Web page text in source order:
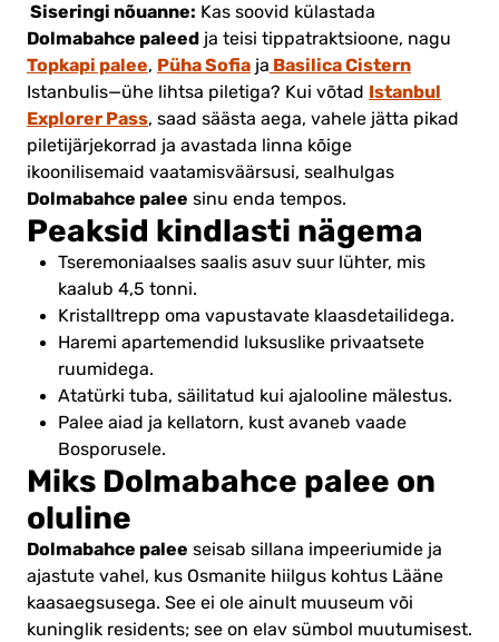
Siseringi nõuanne: Kas soovid külastada
Dolmabahce paleed ja teisi tippatraktsioone, nagu
Topkapi palee, Püha Sofia ja Basilica Cistern
Istanbulis—ühe lihtsa piletiga? Kui võtad Istanbul
Explorer Pass, saad säästa aega, vahele jätta pikad
piletijärjekorrad ja avastada linna kõige
ikoonilisemaid vaatamisväärsusi, sealhulgas
Dolmabahce palee sinu enda tempos.
Peaksid kindlasti nägema
Tseremoniaalses saalis asuv suur lühter, mis
kaalub 4,5 tonni.
Kristalltrepp oma vapustavate klaasdetailidega.
Haremi apartemendid luksuslike privaatsete
ruumidega.
Atatürki tuba, säilitatud kui ajalooline mälestus.
Palee aiad ja kellatorn, kust avaneb vaade
Bosporusele.
Miks Dolmabahce palee on
oluline
Dolmabahce palee seisab sillana impeeriumide ja
ajastute vahel, kus Osmanite hiilgus kohtus Lääne
kaasaegsusega. See ei ole ainult muuseum või
kuninglik residents; see on elav sümbol muutumisest.